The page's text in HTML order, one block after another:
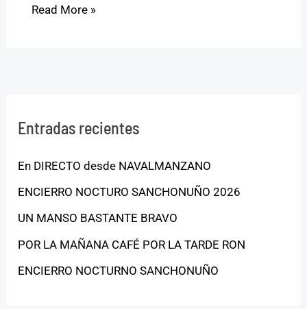
Read More »
Entradas recientes
En DIRECTO desde NAVALMANZANO
ENCIERRO NOCTURO SANCHONUÑO 2026
UN MANSO BASTANTE BRAVO
POR LA MAÑANA CAFÉ POR LA TARDE RON
ENCIERRO NOCTURNO SANCHONUÑO